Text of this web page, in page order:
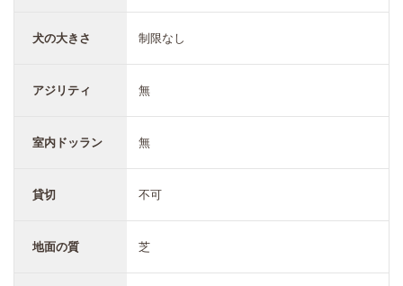
犬の大きさ 制限なし
アジリティ 無
室内ドッラン 無
貸切 不可
地面の質 芝